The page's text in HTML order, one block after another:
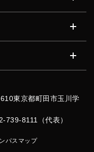
東京都町田市玉川学
739-8111（代表）
パスマップ